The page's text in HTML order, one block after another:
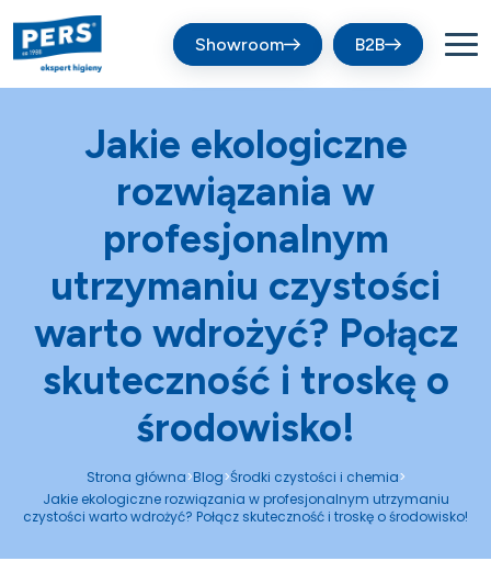
Showroom B2B
Jakie ekologiczne
rozwiązania w
profesjonalnym
utrzymaniu czystości
warto wdrożyć? Połącz
skuteczność i troskę o
środowisko!
Strona główna>Blog>Środki czystości i chemia>
Jakie ekologiczne rozwiązania w profesjonalnym utrzymaniu
czystości warto wdrożyć? Połącz skuteczność i troskę o środowisko!